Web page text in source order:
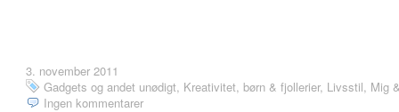
3. november 2011
Gadgets og andet unødigt, Kreativitet, børn & fjollerier, Livsstil, Mig
Ingen kommentarer